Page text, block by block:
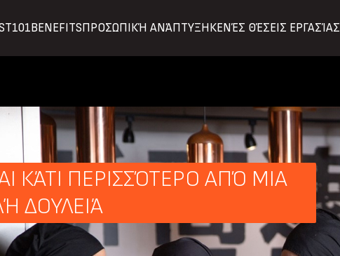
BENEFITSΠΡΟΣΩΠΙΚΉ ΑΝΆΠΤΥΞΗΚΕΝΈΣ ΘΈΣΕΙΣ ΕΡΓΑΣΊΑΣ
ΚΆΤΙ ΠΕΡΙΣΣΌΤΕΡΟ ΑΠΌ ΜΙΑ
ΔΟΥΛΕΙΆ